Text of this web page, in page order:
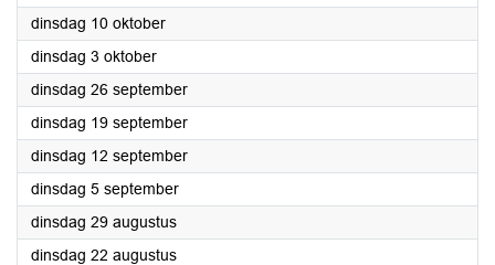
dinsdag 10 oktober2023
dinsdag 3 oktober2023
dinsdag 26 september2023
dinsdag 19 september2023
dinsdag 12 september2023
dinsdag 5 september2023
dinsdag 29 augustus2023
dinsdag 22 augustus2023